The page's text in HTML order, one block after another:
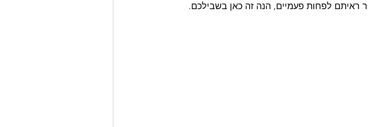
ראיתם לפחות פעמיים, הנה זה כאן בשבילכם.